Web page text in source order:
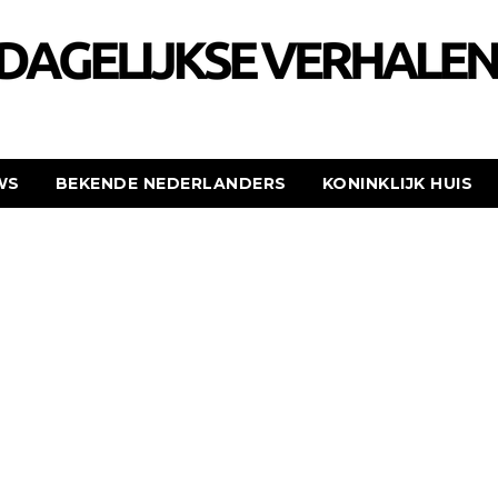
BEKENDE NEDERLANDERS KONINKLIJK HUIS